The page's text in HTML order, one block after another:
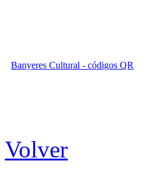
Banyeres Cultural - códigos QR
Volver